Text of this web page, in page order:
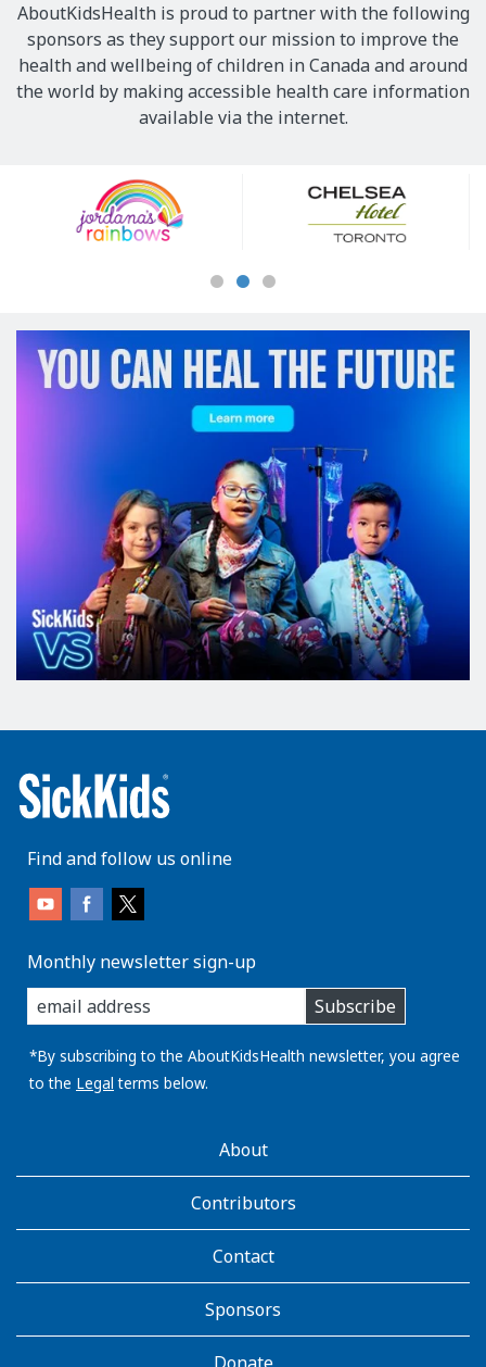
AboutKidsHealth is proud to partner with the following
sponsors as they support our mission to improve the
health and wellbeing of children in Canada and around
the world by making accessible health care information
available via the internet.
Sponsors
Find and follow us online
Monthly newsletter sign-up
enter
you
email
address:
Subscribe
*By subscribing to the AboutKidsHealth newsletter, you agree
to the Legal terms below.
AboutKidsHealthAbout
Contributors
Contact
Sponsors